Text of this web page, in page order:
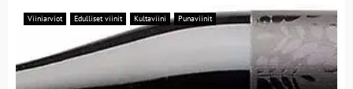
Viiniarviot Edulliset viinit Kultaviini Punaviinit